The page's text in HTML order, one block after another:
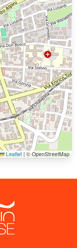
Leaflet | © OpenStreetMap